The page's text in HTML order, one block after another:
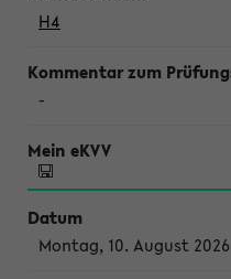
H4
-
Montag, 10. August 2026